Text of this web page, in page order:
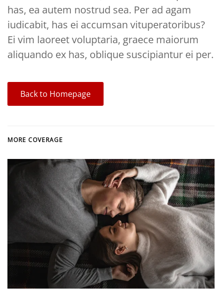
has, ea autem nostrud sea. Per ad agam
iudicabit, has ei accumsan vituperatoribus?
Ei vim laoreet voluptaria, graece maiorum
aliquando ex has, oblique suscipiantur ei per.
Back to Homepage
MORE COVERAGE